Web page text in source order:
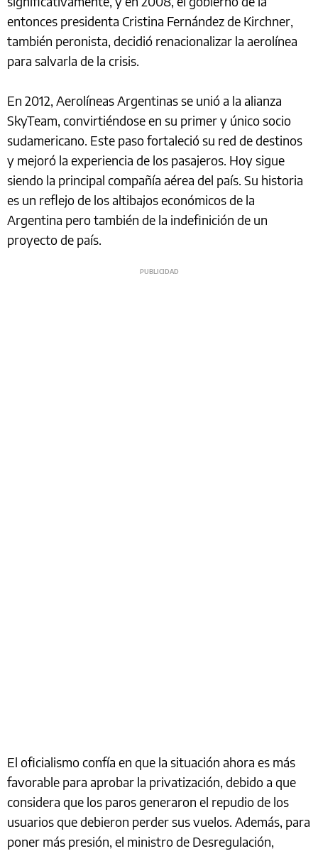
entonces presidenta Cristina Fernández de Kirchner,
también peronista, decidió renacionalizar la aerolínea
para salvarla de la crisis.
En 2012, Aerolíneas Argentinas se unió a la alianza
SkyTeam, convirtiéndose en su primer y único socio
sudamericano. Este paso fortaleció su red de destinos
y mejoró la experiencia de los pasajeros. Hoy sigue
siendo la principal compañía aérea del país. Su historia
es un reflejo de los altibajos económicos de la
Argentina pero también de la indefinición de un
proyecto de país.
El oficialismo confía en que la situación ahora es más
favorable para aprobar la privatización, debido a que
considera que los paros generaron el repudio de los
usuarios que debieron perder sus vuelos. Además, para
poner más presión, el ministro de Desregulación,